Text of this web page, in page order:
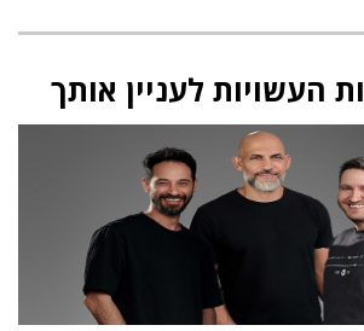
העשויות לעניין אותך